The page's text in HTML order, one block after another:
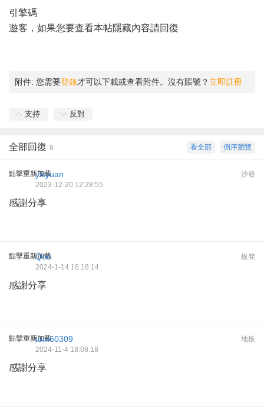
引擎碼
遊客，如果您要查看本帖隱藏內容請回復
附件: 您需要登錄才可以下載或查看附件。沒有賬號？ 立即註冊
支持 反對
倒序瀏覽
看全部
全部回復 8
點擊重新加載 沙發
yisyuan
2023-12-20 12:28:55
感謝分享
點擊重新加載 板凳
Qoo
2024-1-14 16:16:14
感謝分享
點擊重新加載 地板
tom60309
2024-11-4 18:08:18
感謝分享